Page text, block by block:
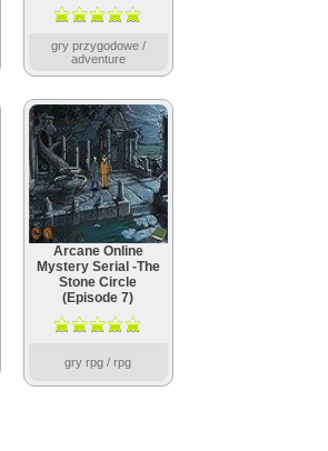
gry przygodowe /
adventure
Arcane Online
Mystery Serial -The
Stone Circle
(Episode 7)
gry rpg / rpg